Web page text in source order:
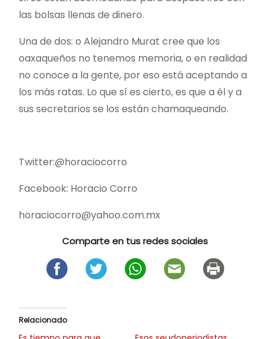
las bolsas llenas de dinero.
Una de dos: o Alejandro Murat cree que los
oaxaqueños no tenemos memoria, o en realidad
no conoce a la gente, por eso está aceptando a
los más ratas. Lo que sí es cierto, es que a él y a
sus secretarios se los están chamaqueando.
Twitter:@horaciocorro
Facebook: Horacio Corro
horaciocorro@yahoo.com.mx
Comparte en tus redes sociales
Relacionado